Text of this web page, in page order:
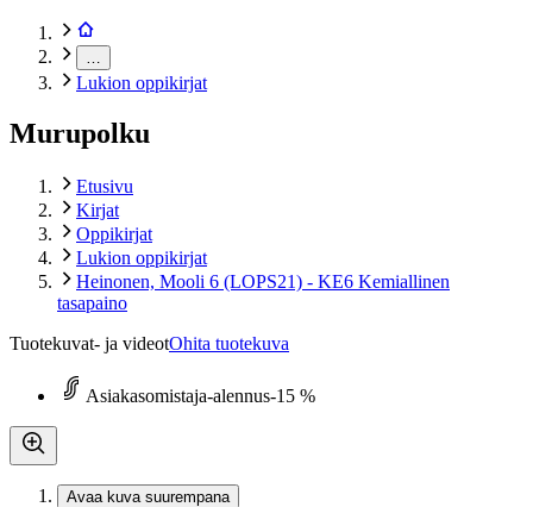
Lukion oppikirjat
Murupolku
Etusivu
Kirjat
Oppikirjat
Lukion oppikirjat
Heinonen, Mooli 6 (LOPS21) - KE6 Kemiallinen
tasapaino
Tuotekuvat- ja videotOhita tuotekuva
Asiakasomistaja-alennus-15 %
Avaa kuva suurempana